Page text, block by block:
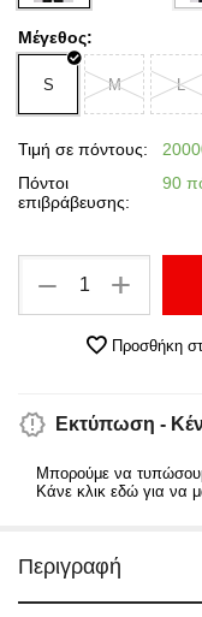
Μέγεθος:
S M L
Τιμή σε πόντους:
Πόντοι
επιβράβευσης:
90
+
−
Προσθήκη
Εκτύπωση -
Μπορούμε να
Κάνε κλικ εδώ για να
Περιγραφή